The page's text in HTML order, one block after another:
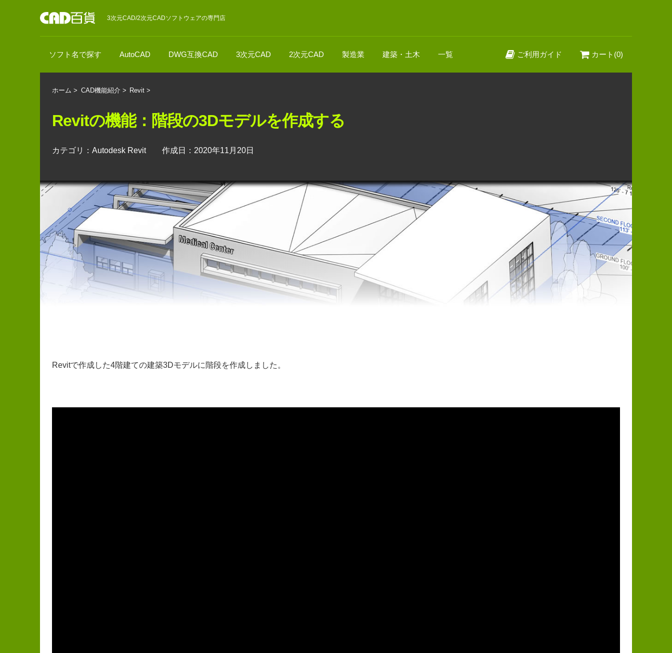
3次元CAD/2次元CADソフトウェアの専門店
ソフト名で探す AutoCAD DWG互換CAD 3次元CAD 2次元CAD 製造業 建築・土木 一覧 ご利用ガイド カート(0)
ホーム > CAD機能紹介 > Revit >
Revitの機能：階段の3Dモデルを作成する
カテゴリ：Autodesk Revit 作成日：2020年11月20日
Revitで作成した4階建ての建築3Dモデルに階段を作成しました。